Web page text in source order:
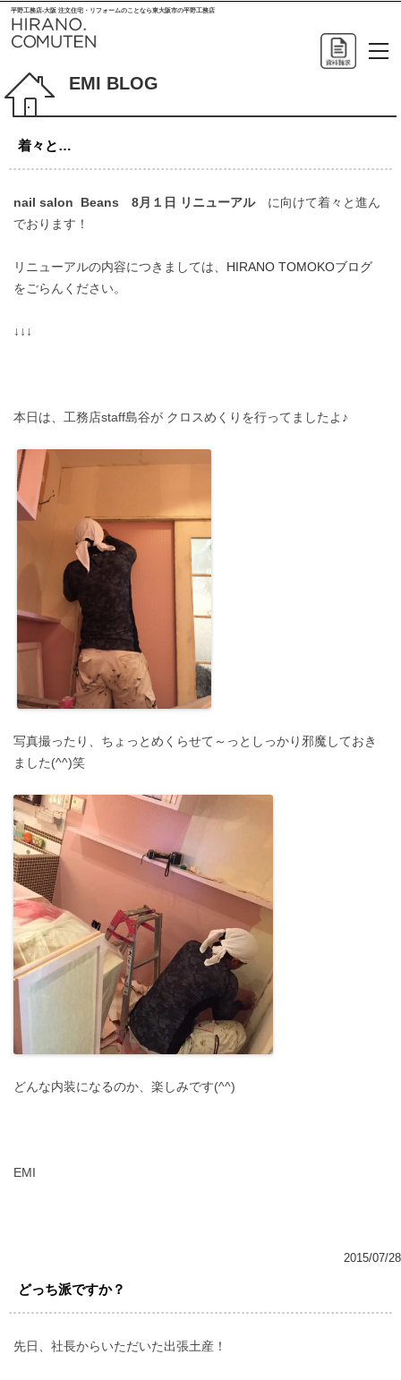
平野工務店-大阪 注文住宅・リフォームのことなら東大阪市の平野工務店
EMI BLOG
着々と…
nail salon Beans 8月１日 リニューアル に向けて着々と進ん
でおります！
リニューアルの内容につきましては、 HIRANO TOMOKOブログ
をごらんください。
↓↓↓
本日は、工務店staff島谷が クロスめくりを行ってましたよ♪
写真撮ったり、ちょっとめくらせて～っとしっかり邪魔しておき
ました(^^)笑
どんな内装になるのか、楽しみです(^^)
EMI
2015/07/28
どっち派ですか？
先日、社長からいただいた出張土産！